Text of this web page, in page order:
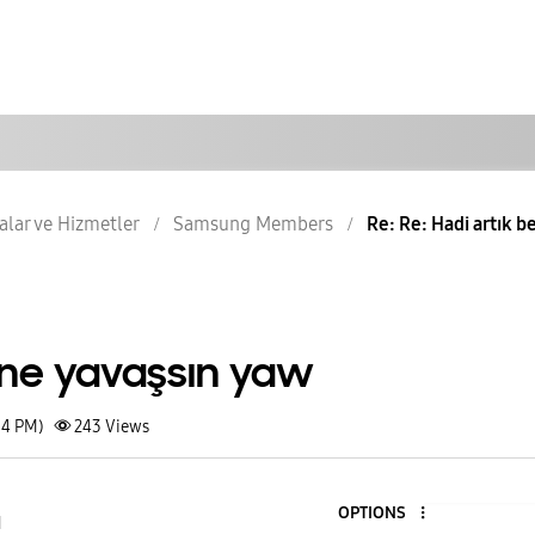
ve Hizmetler Samsung Members Re: Re: Hadi artık
yavaşsın yaw
PM) 243 Views
OPTIONS